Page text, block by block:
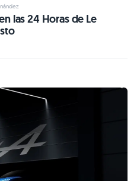
las 24 Horas de Le